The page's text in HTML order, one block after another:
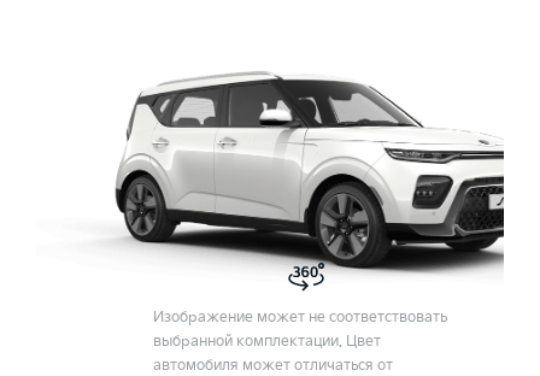
Изображение может не соответствовать
выбранной комплектации. Цвет
автомобиля может отличаться от